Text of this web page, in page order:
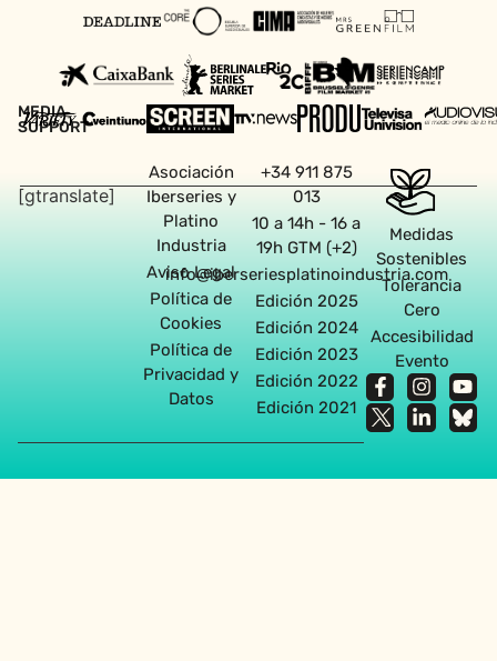
MEDIA
SUPPORT
[gtranslate]
Asociación
Iberseries y
Platino
Industria
Aviso Legal
Política de
Cookies
Política de
Privacidad y
Datos
+34 911 875
013
10 a 14h - 16 a
19h GTM (+2)
info@iberseriesplatinoindustria.com
Edición 2025
Edición 2024
Edición 2023
Edición 2022
Edición 2021
Medidas
Sostenibles
Tolerancia
Cero
Accesibilidad
Evento